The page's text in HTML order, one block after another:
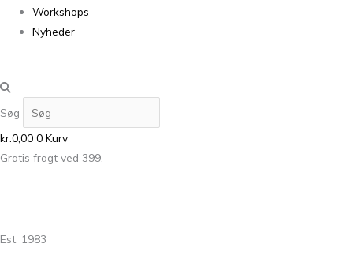
Workshops
Nyheder
Søg
kr.0,00 0 Kurv
Gratis fragt ved 399,-
Est. 1983